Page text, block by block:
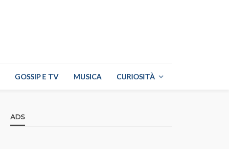
GOSSIP E TV MUSICA CURIOSITÀ
ADS